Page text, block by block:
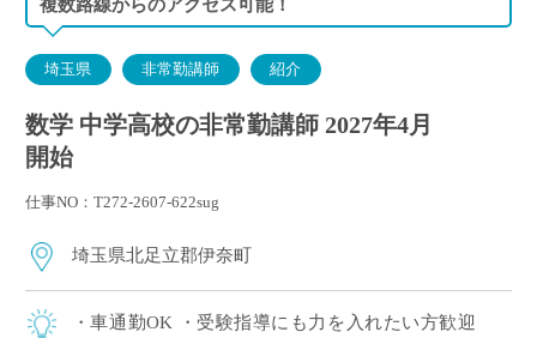
複数路線からのアクセス可能！
埼玉県 非常勤講師 紹介
数学 中学高校の非常勤講師 2027年4月
開始
仕事NO：T272-2607-622sug
埼玉県北足立郡伊奈町
・車通勤OK ・受験指導にも力を入れたい方歓迎